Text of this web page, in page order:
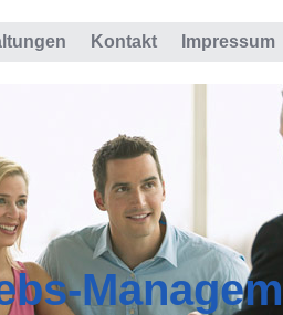
Kontakt Impressum